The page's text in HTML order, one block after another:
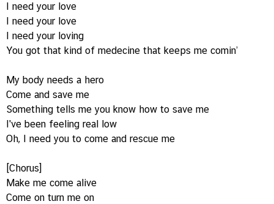
I need your love
I need your love
I need your loving
You got that kind of medecine that keeps me comin’
My body needs a hero
Come and save me
Something tells me you know how to save me
I've been feeling real low
Oh, I need you to come and rescue me
[Chorus]
Make me come alive
Come on turn me on